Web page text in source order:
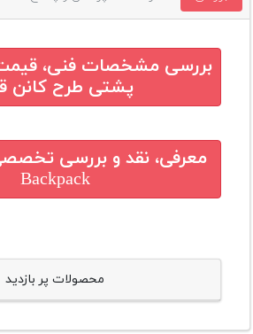
بررسی مشخصات فنی،
پشتی طرح کانن
معرفی، نقد و بررسی
Backpack
محصولات پر بازدید